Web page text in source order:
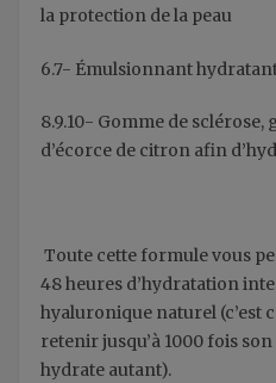
la protection de la peau
6.7- Émulsionnant
8.9.10- Gomme de
d’écorce de citron afin
Toute cette formule vous
48 heures d’hydratation
hyaluronique naturel (c’est
retenir jusqu’à 1000 fois
hydrate autant).